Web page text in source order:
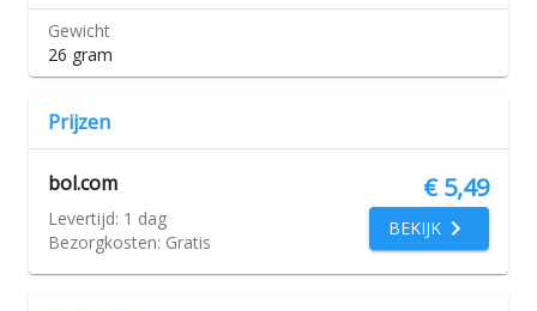
Gewicht
26 gram
Prijzen
bol.com € 5,49
BEKIJK
Levertijd: 1 dag
Bezorgkosten: Gratis